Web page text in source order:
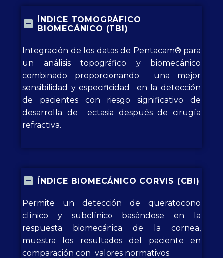
ÍNDICE TOMOGRÁFICO
BIOMECÁNICO (TBI)
Integración de los datos de Pentacam® para
un análisis topográfico y biomecánico
combinado proporcionando una mejor
sensibilidad y especificidad en la detección
de pacientes con riesgo significativo de
desarrolla de ectasia después de cirugía
refractiva.
ÍNDICE BIOMECÁNICO CORVIS (CBI)
Permite un detección de queratocono
clínico y subclínico basándose en la
respuesta biomecánica de la cornea,
muestra los resultados del paciente en
comparación con valores normativos.